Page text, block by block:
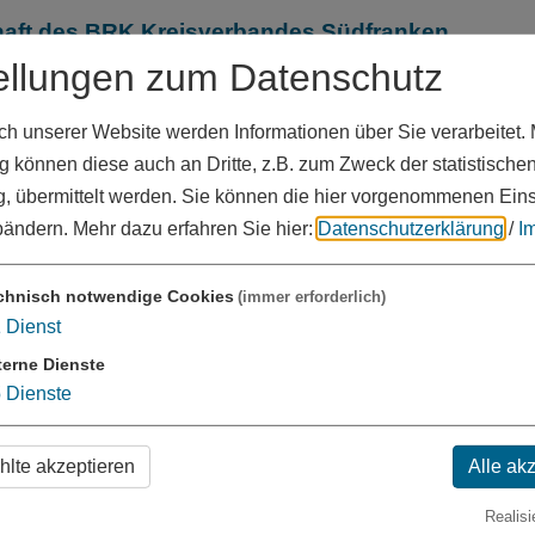
des BRK Kreisverbandes Südfranken
ein Hospiz mit acht stationären
gemeinsamen Bemühungen der Landkreise Roth
beiden Landkreisen engagierten Hospizvereine
Südfranken werden die Hospizvereine den
Interessen unterliegen darf, ist sowohl
der gesetzlichen Rahmenbedingungen
haben die beiden Landkreise Roth und
Schwabach sowie 43 Kommunen aus den
„Hospiz am Brombachsee“ gegründet.
zum Datenschutz
unserer Website werden Informationen über Sie verarbeitet.
können diese auch an Dritte, z.B. zum Zweck der statistischen
übermittelt werden. Sie können die hier vorgenommenen
Mehr dazu erfahren Sie hier: Datenschutzerklärung /
notwendige Cookies (immer erforderlich)
Dienst
Dienste
Dienste
akzeptieren Alle